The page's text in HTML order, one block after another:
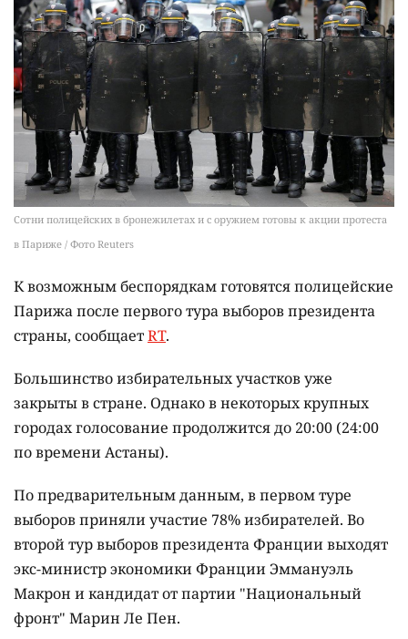
Сотни полицейских в бронежилетах и с оружием готовы к акции протеста
в Париже / Фото Reuters
К возможным беспорядкам готовятся полицейские
Парижа после первого тура выборов президента
страны, сообщаетRT.
Большинство избирательных участков уже
закрыты в стране. Однако в некоторых крупных
городах голосование продолжится до 20:00 (24:00
по времени Астаны).
По предварительным данным, в первом туре
выборов приняли участие 78% избирателей. Во
второй тур выборов президента Франции выходят
экс-министр экономики Франции Эммануэль
Макрон и кандидат от партии "Национальный
фронт" Марин Ле Пен.